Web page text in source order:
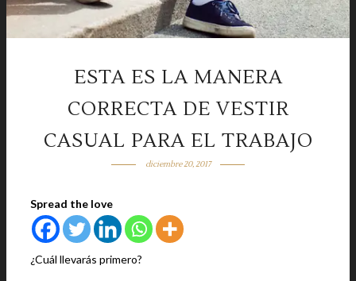
ESTA ES LA MANERA
CORRECTA DE VESTIR
CASUAL PARA EL TRABAJO
diciembre 20, 2017
Spread the love
¿Cuál llevarás primero?